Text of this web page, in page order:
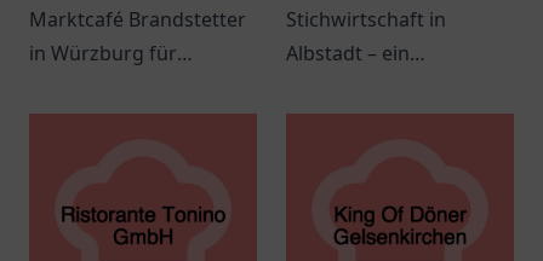
Marktcafé Brandstetter
in Würzburg für
köstliche Kaffee-
Stichwirtschaft in
Albstadt – ein
regionale Spezialitäten